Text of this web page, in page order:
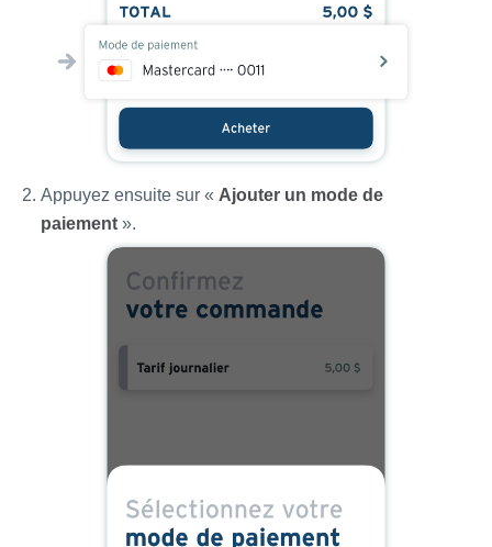
Appuyez ensuite sur « Ajouter un mode de
paiement ».